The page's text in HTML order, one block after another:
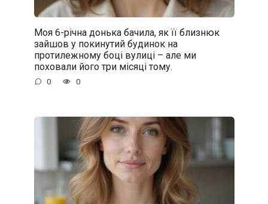
Моя 6-річна донька бачила, як її близнюк
зайшов у покинутий будинок на
протилежному боці вулиці – але ми
поховали його три місяці тому.
0 0